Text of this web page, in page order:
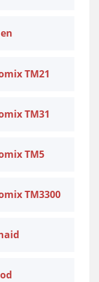
TM21
TM31
TM5
TM3300